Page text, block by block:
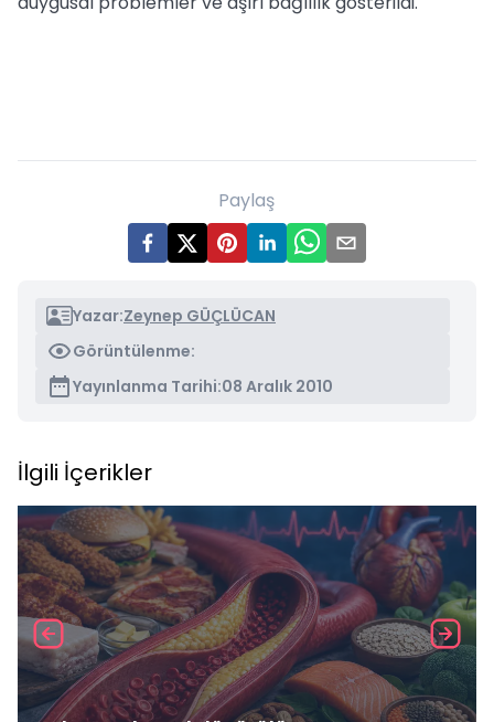
Paylaş
Yazar:Zeynep GÜÇLÜCAN
Görüntülenme:
Yayınlanma Tarihi:08 Aralık 2010
İlgili İçerikler